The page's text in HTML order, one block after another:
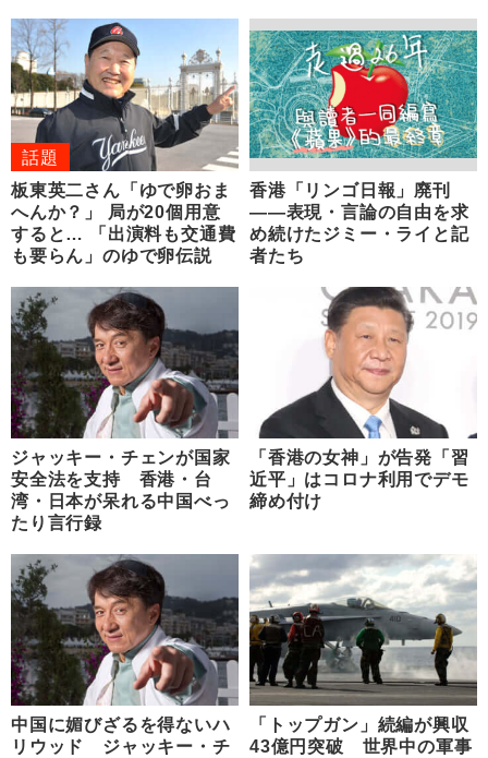
話題
板東英二さん「ゆで卵おま
へんか？」 局が20個用意
すると… 「出演料も交通費
も要らん」のゆで卵伝説
香港「リンゴ日報」廃刊
――表現・言論の自由を求
め続けたジミー・ライと記
者たち
ジャッキー・チェンが国家
安全法を支持 香港・台
湾・日本が呆れる中国べっ
たり言行録
「香港の女神」が告発「習
近平」はコロナ利用でデモ
締め付け
中国に媚びざるを得ないハ
リウッド ジャッキー・チ
「トップガン」続編が興収
43億円突破 世界中の軍事